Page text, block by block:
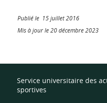
Publié le 15 juillet 2016
Mis à jour le 20 décembre 2023
Service universitaire des
sportives